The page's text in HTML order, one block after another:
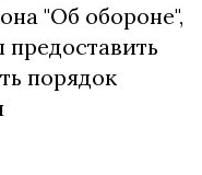
"Об обороне",
предоставить
порядок